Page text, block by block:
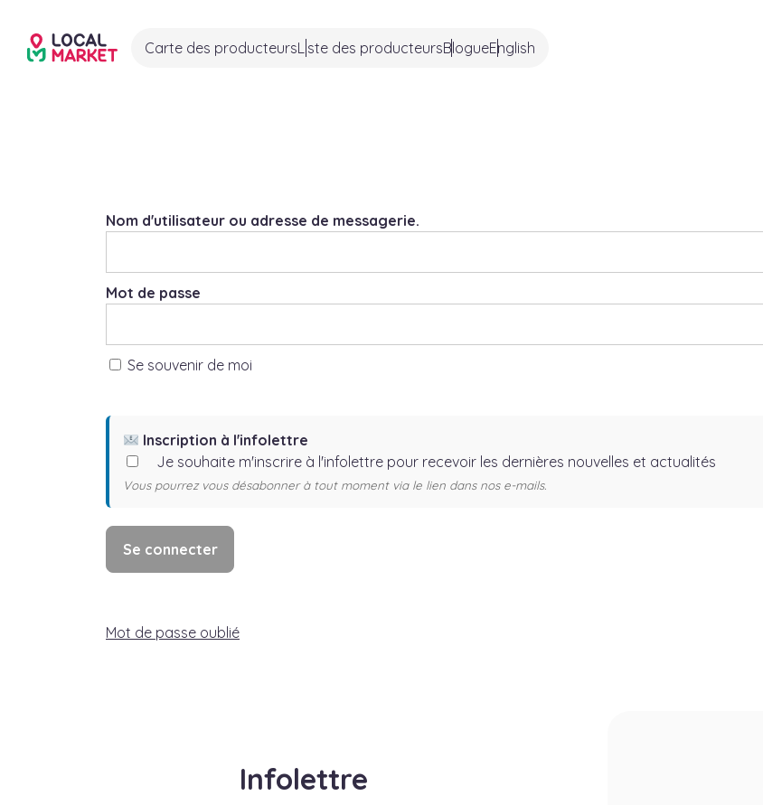
Carte des producteursListe des producteursBlogueEnglish
Nom d'utilisateur ou adresse de messagerie.
Mot de passe
Se souvenir de moi
Inscription à l'infolettre
Je souhaite m'inscrire à l'infolettre pour recevoir les dernières nouvelles et actualités
Vous pourrez vous désabonner à tout moment via le lien dans nos e-mails.
Mot de passe oublié
Infolettre